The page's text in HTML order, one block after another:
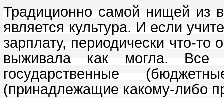
Традиционно самой нищей из
является культура. И если
зарплату, периодически что-то
выживала как могла. Все
государственные
(принадлежащие какому-либо